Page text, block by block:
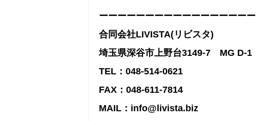
ーーーーーーーーーーーーーーーーー
合同会社LIVISTA(リビスタ)
埼玉県深谷市上野台3149-7 MG D-1
TEL：048-514-0621
FAX：048-611-7814
MAIL：info@livista.biz